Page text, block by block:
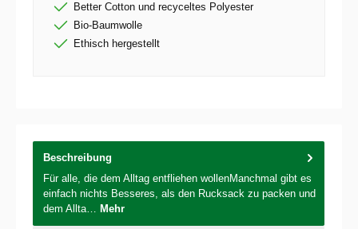
Better Cotton und recyceltes Polyester
Bio-Baumwolle
Ethisch hergestellt
Beschreibung
Für alle, die dem Alltag entfliehen wollenManchmal gibt es
einfach nichts Besseres, als den Rucksack zu packen und
dem Allta… Mehr